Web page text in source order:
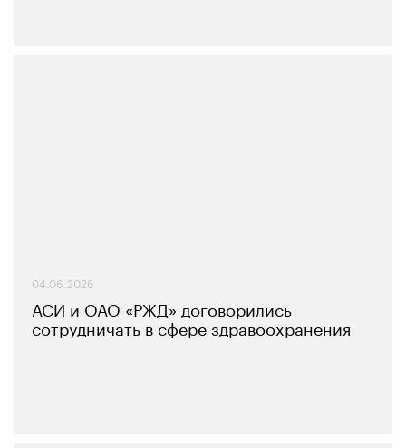
04.06.2026
АСИ и ОАО «РЖД» договорились
сотрудничать в сфере здравоохранения